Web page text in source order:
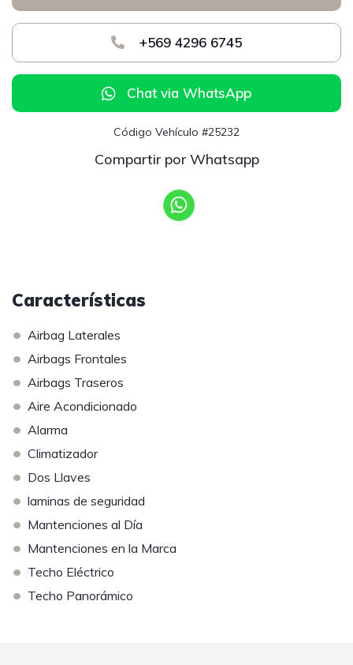
+569 4296 6745
Chat via WhatsApp
Código Vehículo #25232
Compartir por Whatsapp
Características
• Airbag Laterales
• Airbags Frontales
• Airbags Traseros
• Aire Acondicionado
• Alarma
• Climatizador
• Dos Llaves
• laminas de seguridad
• Mantenciones al Día
• Mantenciones en la Marca
• Techo Eléctrico
• Techo Panorámico